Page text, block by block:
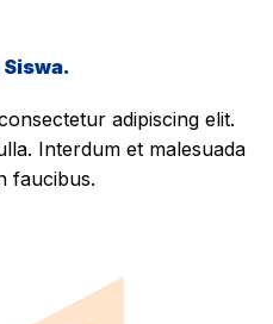
adipiscing elit.
Interdum et malesuada
faucibus.